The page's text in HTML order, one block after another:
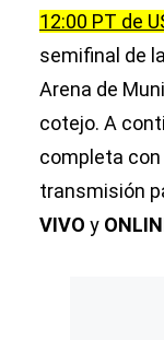
12:00 PT de
semifinal de la
Arena de
cotejo. A
completa
transmisión
VIVO y